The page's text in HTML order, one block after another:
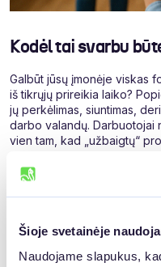
Šioje svetainėje
Naudojame slapukus,
Kodėl tai svarbu
Galbūt jūsų įmonėje viskas
iš tikrųjų prireikia laiko?
jų perkėlimas, siuntimas,
darbo valandų. Darbuotojai
vien tam, kad „užbaigtų“
darbuotojas – kontrolę. Tai
ramybę, greitį ir pagarbą